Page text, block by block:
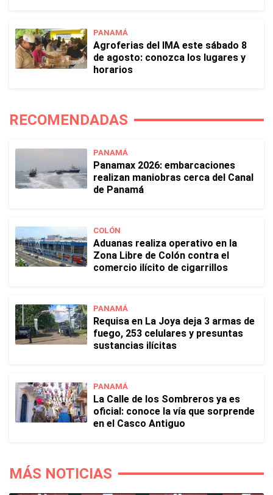
PANAMÁ
Agroferias del IMA este sábado 8
de agosto: conozca los lugares y
horarios
RECOMENDADAS
PANAMÁ
Panamax 2026: embarcaciones
realizan maniobras cerca del Canal
de Panamá
COLÓN
Aduanas realiza operativo en la
Zona Libre de Colón contra el
comercio ilícito de cigarrillos
PANAMÁ
Requisa en La Joya deja 3 armas de
fuego, 253 celulares y presuntas
sustancias ilícitas
PANAMÁ
La Calle de los Sombreros ya es
oficial: conoce la vía que sorprende
en el Casco Antiguo
MÁS NOTICIAS